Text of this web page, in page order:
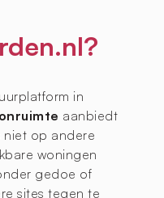
in
aanbiedt
op andere
woningen
gedoe of
sites tegen te